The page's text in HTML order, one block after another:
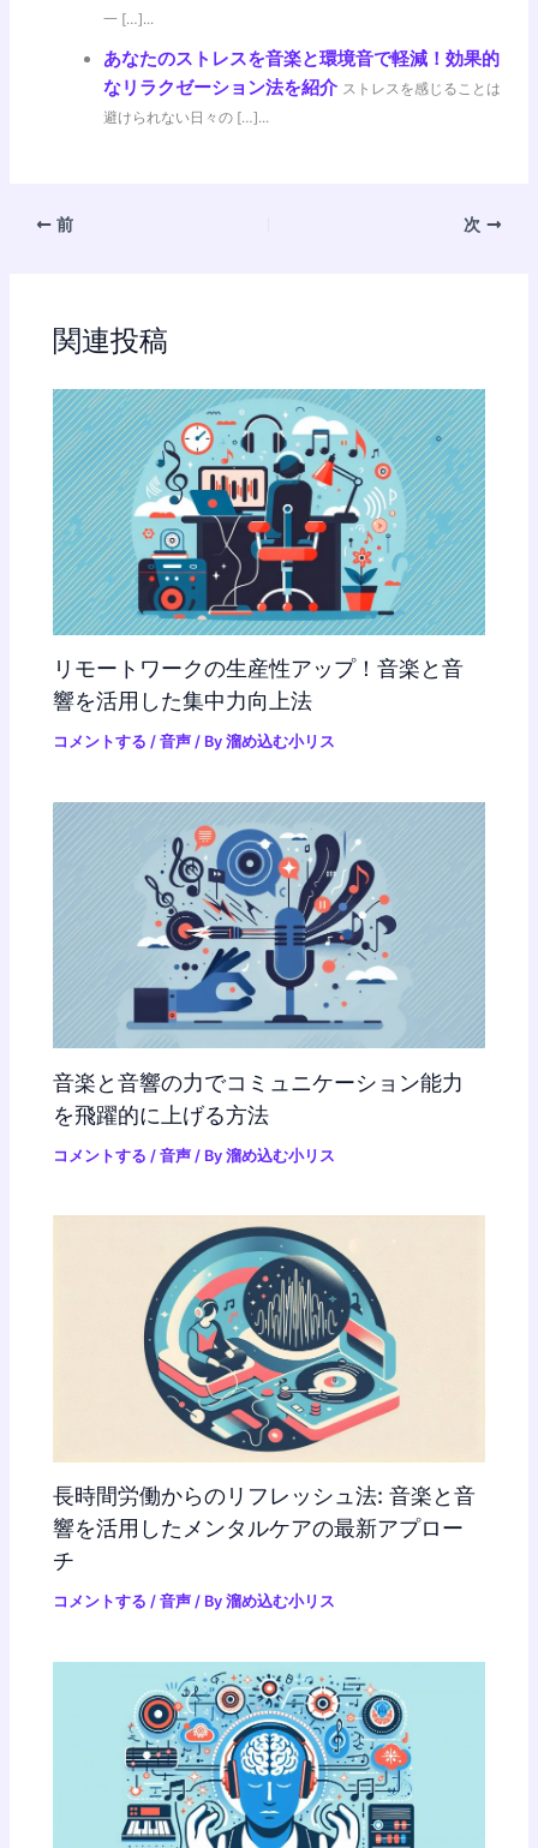
一 […]...
あなたのストレスを音楽と環境音で軽減！効果的
なリラクゼーション法を紹介 ストレスを感じることは
避けられない日々の […]...
前 次
関連投稿
リモートワークの生産性アップ！音楽と音
響を活用した集中力向上法
コメントする /音声 / By溜め込む小リス
音楽と音響の力でコミュニケーション能力
を飛躍的に上げる方法
コメントする /音声 / By溜め込む小リス
長時間労働からのリフレッシュ法: 音楽と音
響を活用したメンタルケアの最新アプロー
チ
コメントする /音声 / By溜め込む小リス